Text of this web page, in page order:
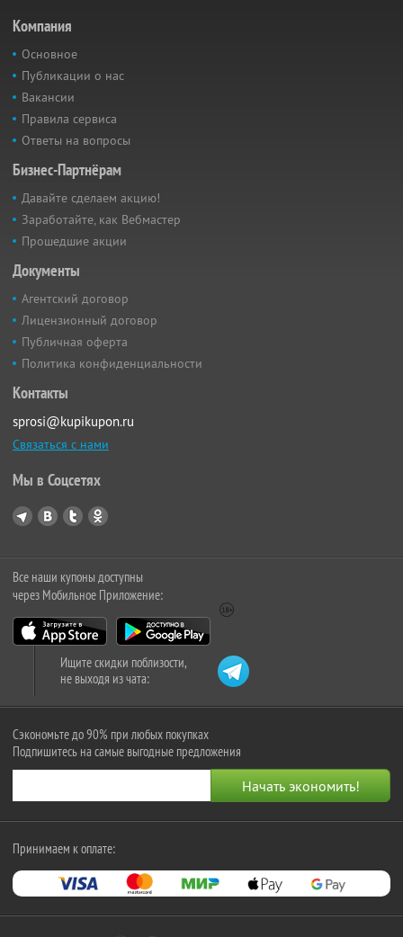
Компания
Основное
Публикации о нас
Вакансии
Правила сервиса
Ответы на вопросы
Бизнес-Партнёрам
Давайте сделаем акцию!
Заработайте, как Вебмастер
Прошедшие акции
Документы
Агентский договор
Лицензионный договор
Публичная оферта
Политика конфиденциальности
Контакты
sprosi@kupikupon.ru
Связаться с нами
Мы в Соцсетях
Все наши купоны доступны
через Мобильное Приложение:
Ищите скидки поблизости,
не выходя из чата:
Сэкономьте до 90% при любых покупках
Подпишитесь на самые выгодные предложения
Принимаем к оплате: